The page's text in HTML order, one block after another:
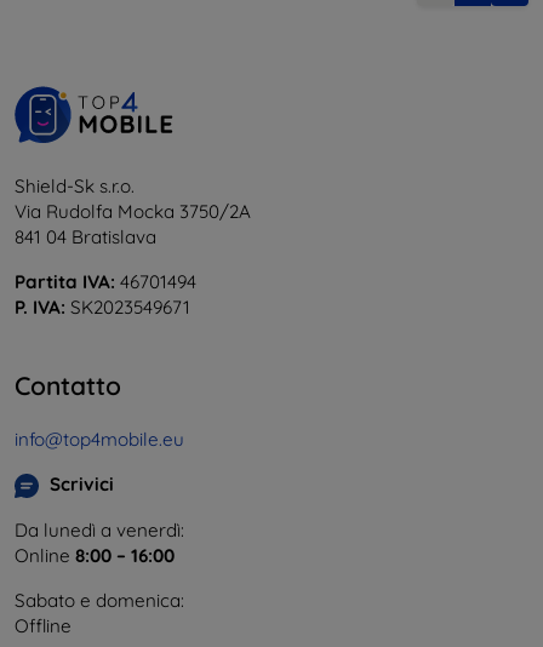
Shield-Sk s.r.o.
Via Rudolfa Mocka 3750/2A
841 04 Bratislava
Partita IVA: 46701494
P. IVA: SK2023549671
Contatto
info@top4mobile.eu
Scrivici
Da lunedì a venerdì:
Online 8:00 – 16:00
Sabato e domenica:
Offline